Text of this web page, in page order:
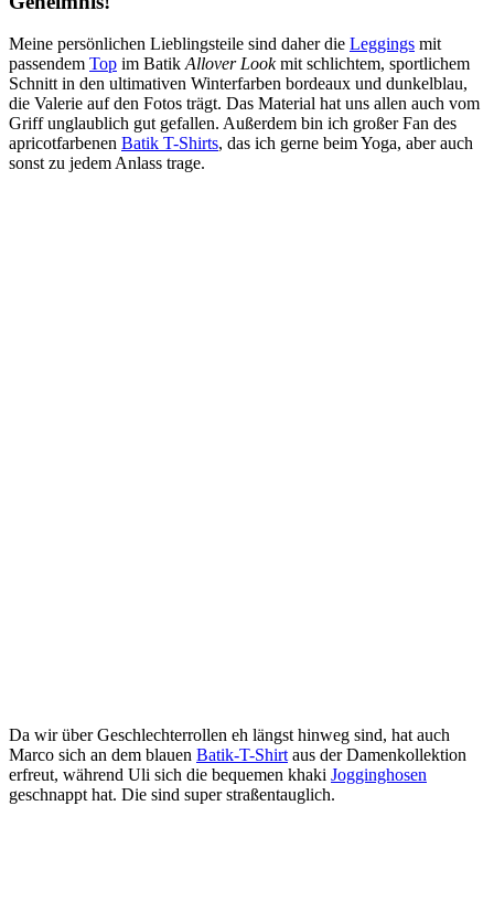
Meine persönlichen Lieblingsteile sind daher die Leggings mit
passendem Top im Batik Allover Lookmit schlichtem, sportlichem
Schnitt in den ultimativen Winterfarben bordeaux und dunkelblau,
die Valerie auf den Fotos trägt. Das Material hat uns allen auch vom
Griff unglaublich gut gefallen. Außerdem bin ich großer Fan des
apricotfarbenen Batik T-Shirts, das ich gerne beim Yoga, aber auch
sonst zu jedem Anlass trage.
Da wir über Geschlechterrollen eh längst hinweg sind, hat auch
Marco sich an dem blauen Batik-T-Shirt aus der Damenkollektion
erfreut, während Uli sich die bequemen khaki Jogginghosen
geschnappt hat. Die sind super straßentauglich.